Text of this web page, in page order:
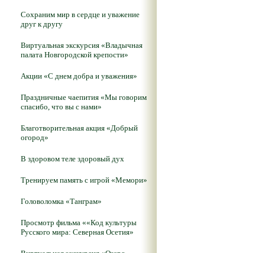
Сохраним мир в сердце и уважение
друг к другу
Виртуальная экскурсия «Владычная
палата Новгородской крепости»
Акции «С днем добра и уважения»
Праздничные чаепития «Мы говорим
спасибо, что вы с нами»
Благотворительная акция «Добрый
огород»
В здоровом теле здоровый дух
Тренируем память с игрой «Мемори»
Головоломка «Танграм»
Просмотр фильма ««Код культуры
Русского мира: Северная Осетия»